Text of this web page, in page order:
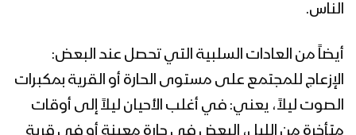
الناس.
أيضاً من العادات السلبية التي تحصل عند البعض:
الإزعاج للمجتمع على مستوى الحارة أو القرية بمكبرات
الصوت ليلاً، يعني: في أغلب الأحيان ليلاً إلى أوقات
متأخرة من الليل، البعض في حارة معينة أو في قرية